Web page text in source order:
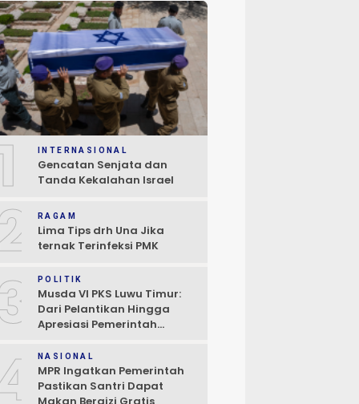
INTERNASIONAL
Gencatan Senjata dan
Tanda Kekalahan Israel
RAGAM
Lima Tips drh Una Jika
ternak Terinfeksi PMK
POLITIK
Musda VI PKS Luwu Timur:
Dari Pelantikan Hingga
Apresiasi Pemerintah
NASIONAL
MPR Ingatkan Pemerintah
Pastikan Santri Dapat